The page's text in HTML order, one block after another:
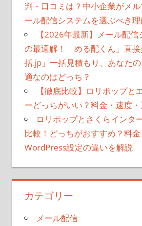
判・口コミは？中小企業がメ
ール配信システムを選ぶべき
【2026年最新】メール配信
の最適解！「める配くん」直
括.jp」一括見積もり、あなた
適なのはどっち？
【徹底比較】ロリポップと
ーどっちがいい？料金・速度
ロリポップとさくらインタ
比較！どっちがおすすめ？料金
WordPress設定の違いを解説
カテゴリー
メール配信